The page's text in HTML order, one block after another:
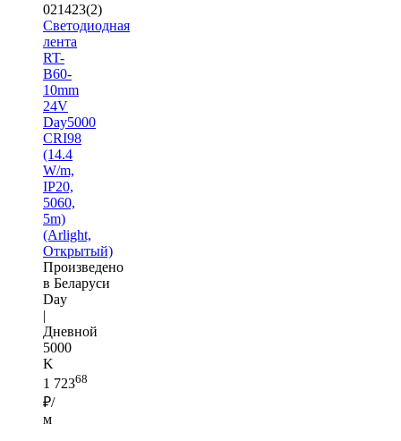
021423(2)
Светодиодная
лента
RT-
B60-
10mm
24V
Day5000
CRI98
(14.4
W/m,
IP20,
5060,
5m)
(Arlight,
Открытый)
Произведено
в Беларуси
Day
|
Дневной
5000
K
1 72368
₽/
м